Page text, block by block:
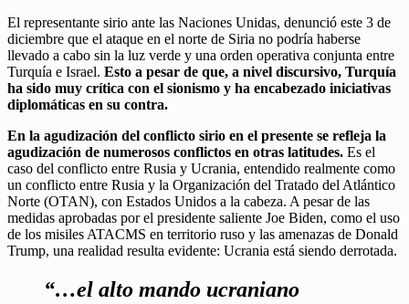
El representante sirio ante las Naciones Unidas, denunció este 3 de
diciembre que el ataque en el norte de Siria no podría haberse
llevado a cabo sin la luz verde y una orden operativa conjunta entre
Turquía e Israel. Esto a pesar de que, a nivel discursivo, Turquía
ha sido muy crítica con el sionismo y ha encabezado iniciativas
diplomáticas en su contra.
En la agudización del conflicto sirio en el presente se refleja la
agudización de numerosos conflictos en otras latitudes. Es el
caso del conflicto entre Rusia y Ucrania, entendido realmente como
un conflicto entre Rusia y la Organización del Tratado del Atlántico
Norte (OTAN), con Estados Unidos a la cabeza. A pesar de las
medidas aprobadas por el presidente saliente Joe Biden, como el uso
de los misiles ATACMS en territorio ruso y las amenazas de Donald
Trump, una realidad resulta evidente: Ucrania está siendo derrotada.
“…el alto mando ucraniano